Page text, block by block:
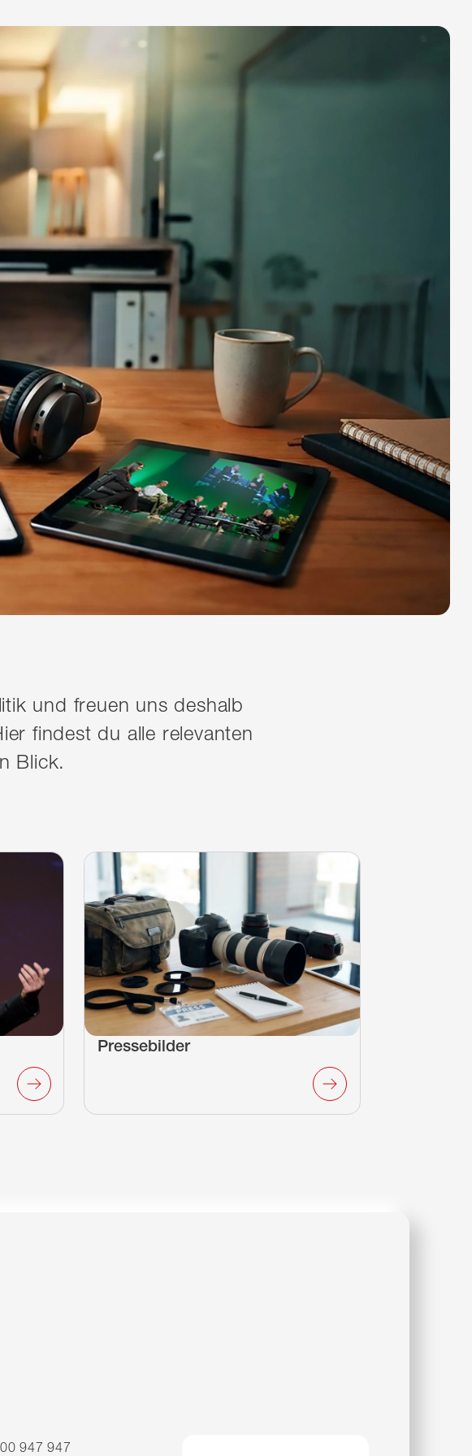
und freuen uns deshalb
findest du alle relevanten
Blick.
Pressebilder
947 947